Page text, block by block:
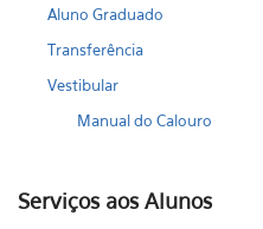
Aluno Graduado
Transferência
Vestibular
Manual do Calouro
Serviços aos Alunos